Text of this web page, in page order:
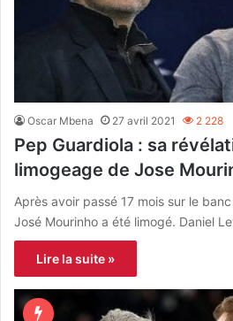
Oscar Mbena 27 avril 2021 2 228
Pep Guardiola : sa
limogeage de Jose
Après avoir passé 17 mois sur le
José Mourinho a été limogé. Daniel
Lire la suite »